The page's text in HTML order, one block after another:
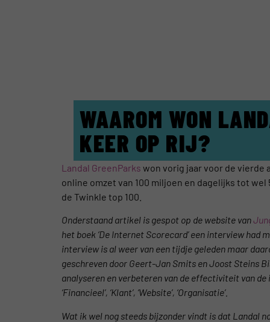
WAAROM WON
KEER OP RIJ?
Landal GreenParks won vorig jaar voor de
online omzet van 100 miljoen en dagelijks tot
de Twinkle top 100.
Onderstaand artikel is gespot op de website van
het boek ‘De Internet Scorecard’ een interview
interview is al weer van een tijdje geleden maar
geschreven door Geert-Jan Smits en Joost Steins
analyseren en verbeteren van de effectiviteit van
‘Financieel’, ‘Klant’, ‘Website’, ‘Organisatie’.
Wat ik wel nog steeds bijzonder vindt is dat Landal